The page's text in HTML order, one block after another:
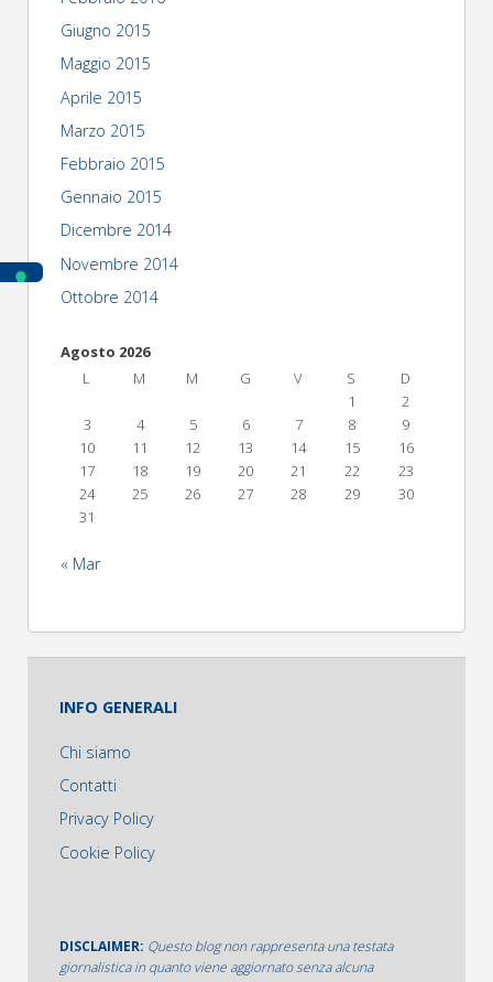
Giugno 2015
Maggio 2015
Aprile 2015
Marzo 2015
Febbraio 2015
Gennaio 2015
Dicembre 2014
Novembre 2014
Ottobre 2014
Agosto 2026
L
M M G V S
D
1
2
3
4 5 6 7 8
9
10
11 12 13 14 15
16
17
18 19 20 21 22
23
24
25 26 27 28 29
30
31
« Mar
INFO GENERALI
Chi siamo
Contatti
Privacy Policy
Cookie Policy
DISCLAIMER: Questo blog non rappresenta una testata
giornalistica in quanto viene aggiornato senza alcuna